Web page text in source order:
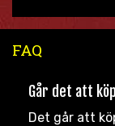
FAQ
Går det att
Det går att